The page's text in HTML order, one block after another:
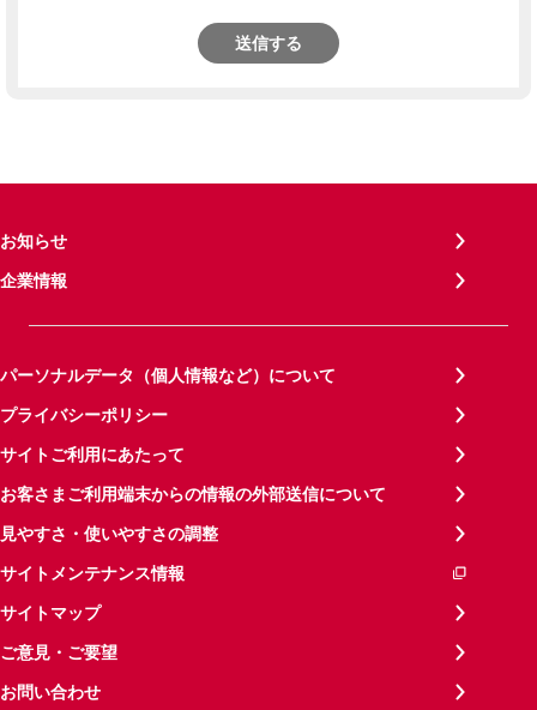
送信する
お知らせ
企業情報
パーソナルデータ（個人情報など）について
プライバシーポリシー
サイトご利用にあたって
お客さまご利用端末からの情報の外部送信について
見やすさ・使いやすさの調整
サイトメンテナンス情報
サイトマップ
ご意見・ご要望
お問い合わせ